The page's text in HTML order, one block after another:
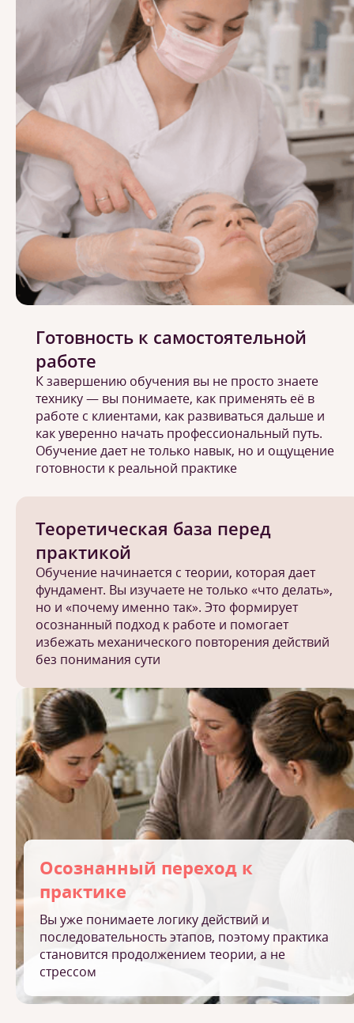
Теоретическая база перед
практикой
Обучение начинается с теории, которая дает
фундамент. Вы изучаете не только «что делать»,
но и «почему именно так». Это формирует
осознанный подход к работе и помогает
избежать механического повторения действий
без понимания сути
Осознанный переход к
практике
Вы уже понимаете логику действий и
последовательность этапов, поэтому практика
становится продолжением теории, а не
стрессом
Готовность к самостоятельной
работе
К завершению обучения вы не просто знаете
технику — вы понимаете, как применять её в
работе с клиентами, как развиваться дальше и
как уверенно начать профессиональный путь.
Обучение дает не только навык, но и ощущение
готовности к реальной практике